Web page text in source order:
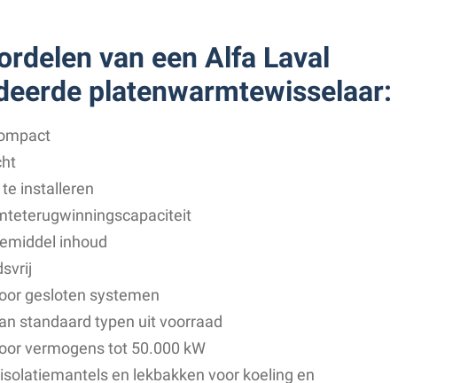
van een Alfa Laval
platenwarmtewisselaar:
installeren
inhoud
gesloten systemen
standaard typen uit voorraad
vermogens tot 50.000 kW
en lekbakken voor koeling en